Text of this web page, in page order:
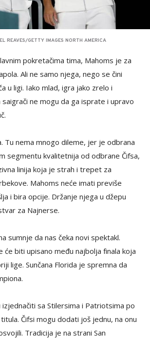
REAVES/GETTY IMAGES NORTH AMERICA
pokretačima tima, Mahoms je za
Ali ne samo njega, nego se čini
u ligi. Iako mlad, igra jako zrelo i
ne mogu da ga isprate i upravo
Tu nema mnogo dileme, jer je odbrana
segmentu kvalitetnija od odbrane Čifsa,
linija koja je strah i trepet za
Mahoms neće imati previše
i bira opcije. Držanje njega u džepu
za Najnerse.
sumnje da nas čeka novi spektakl.
će biti upisano među najbolja finala koja
lige. Sunčana Florida je spremna da
sa Stilersima i Patriotsima po
Čifsi mogu dodati još jednu, na onu
Tradicija je na strani San